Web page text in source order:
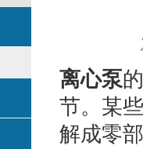
离心泵
节。某
解成零